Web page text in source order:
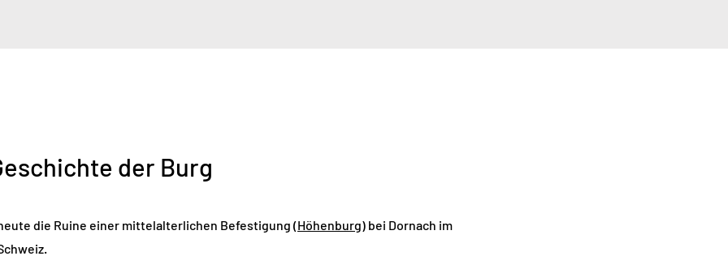
der Burg
die Ruine einer mittelalterlichen Befestigung (Höhenburg) bei Dornach im